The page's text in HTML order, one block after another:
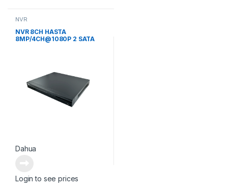
NVR
NVR 8CH HASTA
8MP/4CH@1080P 2 SATA
Dahua
Login to see prices